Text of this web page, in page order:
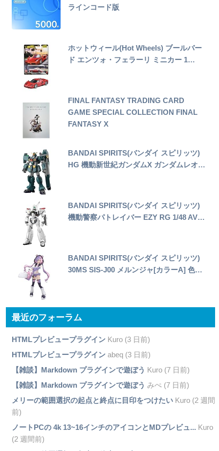
ラインコード版
ホットウィール(Hot Wheels) ブールバー
ド エンツォ・フェラーリ ミニカー 1…
FINAL FANTASY TRADING CARD
GAME SPECIAL COLLECTION FINAL
FANTASY X
BANDAI SPIRITS(バンダイ スピリッツ)
HG 機動新世紀ガンダムX ガンダムレオ…
BANDAI SPIRITS(バンダイ スピリッツ)
機動警察パトレイバー EZY RG 1/48 AV…
BANDAI SPIRITS(バンダイ スピリッツ)
30MS SIS-J00 メルンジャ[カラーA] 色…
最近のフォーラム
HTMLプレビュープラグインKuro (3 日前)
HTMLプレビュープラグインabeq (3 日前)
【雑談】Markdown プラグインで遊ぼう Kuro (7 日前)
【雑談】Markdown プラグインで遊ぼう みぺ (7 日前)
メリーの範囲選択の起点と終点に目印をつけたいKuro (2 週間
前)
ノートPCの 4k 13~16インチのアイコンとMDプレビュ... Kuro
(2 週間前)